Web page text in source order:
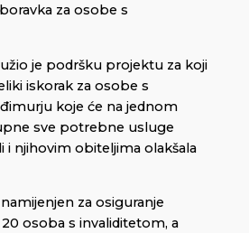
za osobe s
je podršku projektu za koji
iskorak za osobe s
koje će na jednom
sve potrebne usluge
i njihovim obiteljima olakšala
za osiguranje
osoba s invaliditetom, a